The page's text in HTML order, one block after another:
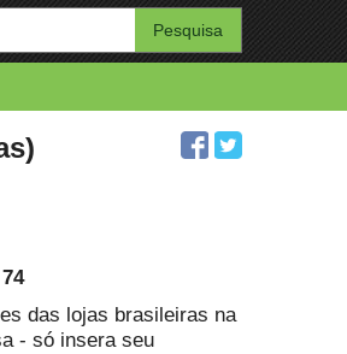
das lojas brasileiras na
- só insera seu